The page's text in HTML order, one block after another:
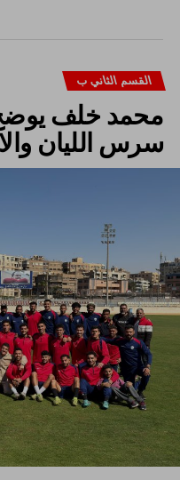
القسم الثاني ب
محمد خلف
سرس الليان